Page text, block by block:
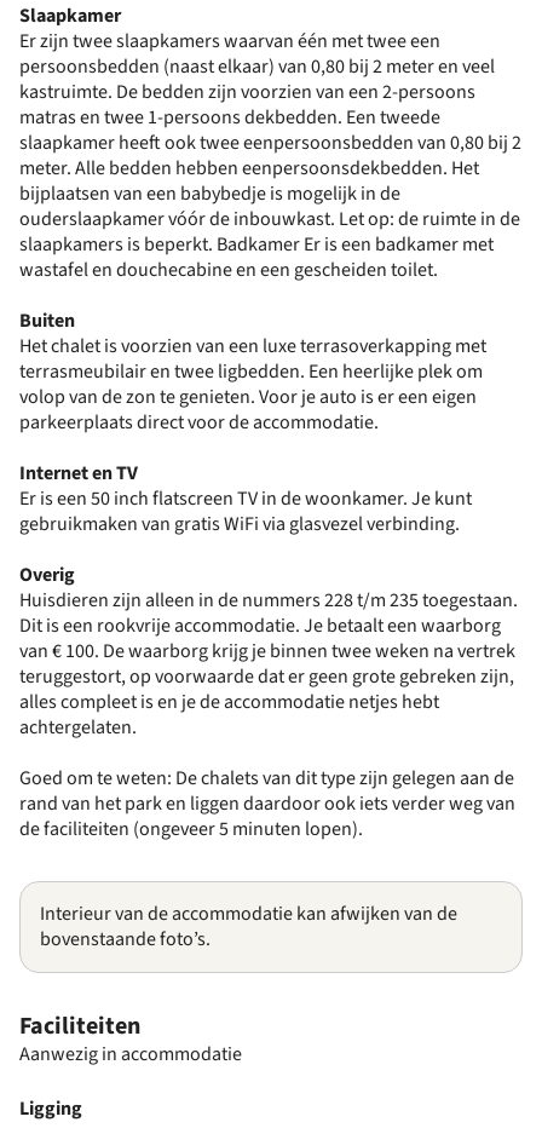
Slaapkamer
Er zijn twee slaapkamers waarvan één met twee een
persoonsbedden (naast elkaar) van 0,80 bij 2 meter en veel
kastruimte. De bedden zijn voorzien van een 2-persoons
matras en twee 1-persoons dekbedden. Een tweede
slaapkamer heeft ook twee eenpersoonsbedden van 0,80 bij 2
meter. Alle bedden hebben eenpersoonsdekbedden. Het
bijplaatsen van een babybedje is mogelijk in de
ouderslaapkamer vóór de inbouwkast. Let op: de ruimte in de
slaapkamers is beperkt. Badkamer Er is een badkamer met
wastafel en douchecabine en een gescheiden toilet.
Buiten
Het chalet is voorzien van een luxe terrasoverkapping met
terrasmeubilair en twee ligbedden. Een heerlijke plek om
volop van de zon te genieten. Voor je auto is er een eigen
parkeerplaats direct voor de accommodatie.
Internet en TV
Er is een 50 inch flatscreen TV in de woonkamer. Je kunt
gebruikmaken van gratis WiFi via glasvezel verbinding.
Overig
Huisdieren zijn alleen in de nummers 228 t/m 235 toegestaan.
Dit is een rookvrije accommodatie. Je betaalt een waarborg
van € 100. De waarborg krijg je binnen twee weken na vertrek
teruggestort, op voorwaarde dat er geen grote gebreken zijn,
alles compleet is en je de accommodatie netjes hebt
achtergelaten.
Goed om te weten: De chalets van dit type zijn gelegen aan de
rand van het park en liggen daardoor ook iets verder weg van
de faciliteiten (ongeveer 5 minuten lopen).
Interieur van de accommodatie kan afwijken van de
bovenstaande foto’s.
Faciliteiten
Aanwezig in accommodatie
Ligging